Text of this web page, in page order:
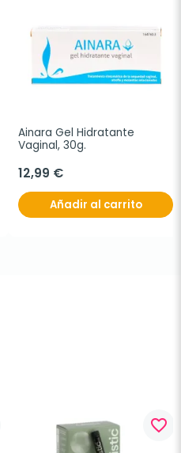
Ainara Gel Hidratante
Vaginal, 30g.
12,99 €
Añadir al carrito
favorite_border